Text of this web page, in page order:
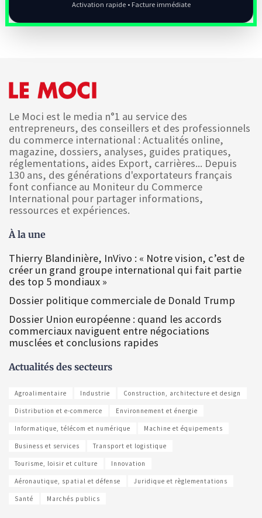
Activation rapide • Facture immédiate
Le Moci est le media n°1 au service des
entrepreneurs, des conseillers et des professionnels
du commerce international : Actualités online,
magazine, dossiers, analyses, guides pratiques,
réglementations, aides Export, carrières... Depuis
130 ans, des générations d'exportateurs français
font confiance au Moniteur du Commerce
International pour partager informations,
ressources et expériences.
À la une
Thierry Blandinière, InVivo : « Notre vision, c’est de
créer un grand groupe international qui fait partie
des top 5 mondiaux »
Dossier politique commerciale de Donald Trump
Dossier Union européenne : quand les accords
commerciaux naviguent entre négociations
musclées et conclusions rapides
Actualités des secteurs
Agroalimentaire Industrie Construction, architecture et design
Distribution et e-commerce Environnement et énergie
Informatique, télécom et numérique Machine et équipements
Business et services Transport et logistique
Tourisme, loisir et culture Innovation
Aéronautique, spatial et défense Juridique et règlementations
Santé Marchés publics